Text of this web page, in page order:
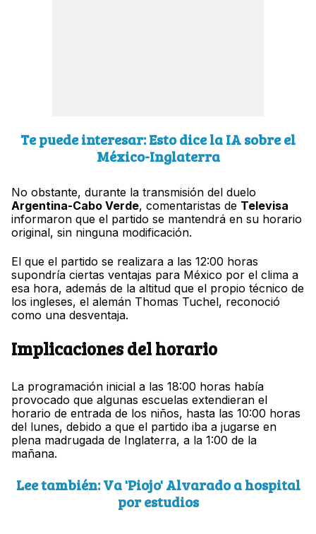
Te puede interesar: Esto dice la IA sobre el
México-Inglaterra
No obstante, durante la transmisión del duelo
Argentina-Cabo Verde, comentaristas de Televisa
informaron que el partido se mantendrá en su horario
original, sin ninguna modificación.
El que el partido se realizara a las 12:00 horas
supondría ciertas ventajas para México por el clima a
esa hora, además de la altitud que el propio técnico de
los ingleses, el alemán Thomas Tuchel, reconoció
como una desventaja.
Implicaciones del horario
La programación inicial a las 18:00 horas había
provocado que algunas escuelas extendieran el
horario de entrada de los niños, hasta las 10:00 horas
del lunes, debido a que el partido iba a jugarse en
plena madrugada de Inglaterra, a la 1:00 de la
mañana.
Lee también: Va 'Piojo' Alvarado a hospital
por estudios